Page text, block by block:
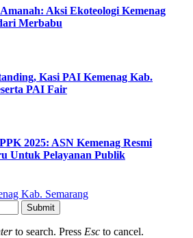
Aksi Ekoteologi Kemenag
Merbabu
Kasi PAI Kemenag Kab.
PAI Fair
2025: ASN Kemenag Resmi
Untuk Pelayanan Publik
Kab. Semarang
Submit
to search. Press Esc to cancel.